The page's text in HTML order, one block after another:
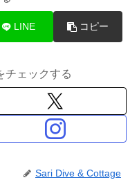
LINE コピー
チェックする
Sari Dive & Cottage